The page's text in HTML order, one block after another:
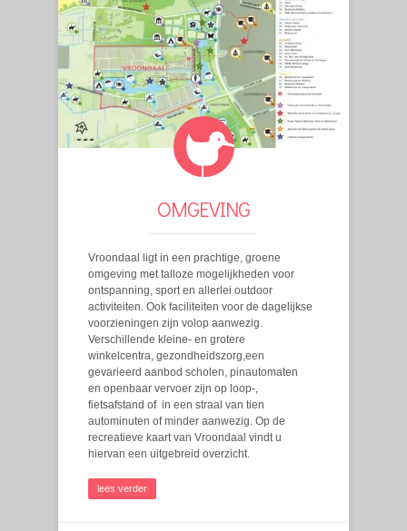
OMGEVING
Vroondaal ligt in een prachtige, groene
omgeving met talloze mogelijkheden voor
ontspanning, sport en allerlei outdoor
activiteiten. Ook faciliteiten voor de dagelijkse
voorzieningen zijn volop aanwezig.
Verschillende kleine- en grotere
winkelcentra, gezondheidszorg,een
gevarieerd aanbod scholen, pinautomaten
en openbaar vervoer zijn op loop-,
fietsafstand of in een straal van tien
autominuten of minder aanwezig. Op de
recreatieve kaart van Vroondaal vindt u
hiervan een uitgebreid overzicht.
lees verder